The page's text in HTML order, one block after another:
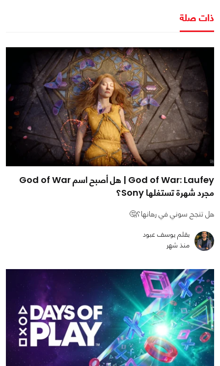
ذات صلة
God of War: Laufey | هل أصبح اسم God of War
مجرد شهرة تستغلها Sony؟
هل تنجح سوني في رهانها؟🤔
بقلم يوسف عبود
منذ شهر